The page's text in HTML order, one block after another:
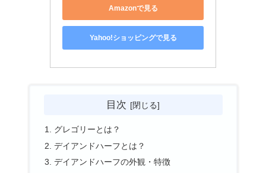
Amazonで見る
Yahoo!ショッピングで見る
目次
グレゴリーとは？
デイアンドハーフとは？
デイアンドハーフの外観・特徴